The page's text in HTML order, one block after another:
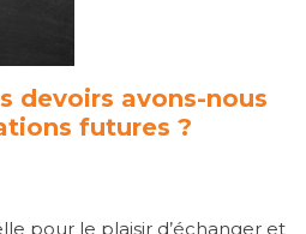
devoirs avons-nous
futures ?
pour le plaisir d’échanger et